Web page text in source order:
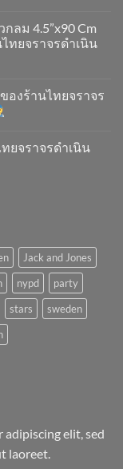
ลม 4.5”x90 Cm
ทยจราจรดำเนิน
องร้านไทยจราจร
ทยจราจรดำเนิน
Jack and Jones
nypd
party
stars
sweden
elit, sed
laoreet.